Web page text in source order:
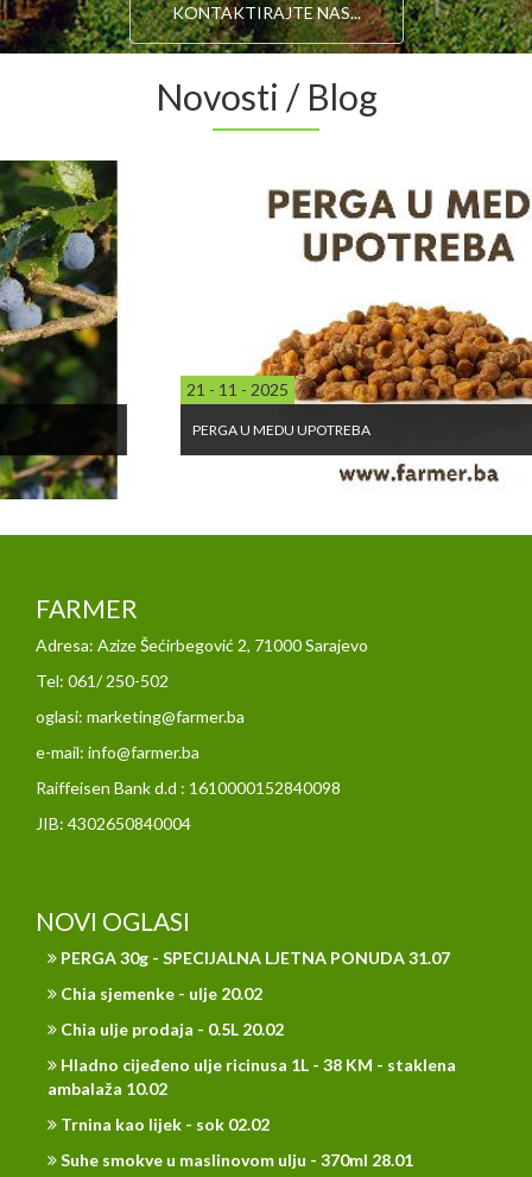
KONTAKTIRAJTE NAS...
Novosti / Blog
21 - 11 - 2025
PERGA U MEDU UPOTREBA
FARMER
Adresa: Azize Šećirbegović 2, 71000 Sarajevo
Tel: 061/ 250-502
oglasi: marketing@farmer.ba
e-mail: info@farmer.ba
Raiffeisen Bank d.d : 1610000152840098
JIB: 4302650840004
NOVI OGLASI
PERGA 30g - SPECIJALNA LJETNA PONUDA 31.07
Chia sjemenke - ulje 20.02
Chia ulje prodaja - 0.5L 20.02
Hladno cijeđeno ulje ricinusa 1L - 38 KM - staklena
ambalaža 10.02
Trnina kao lijek - sok 02.02
Suhe smokve u maslinovom ulju - 370ml 28.01